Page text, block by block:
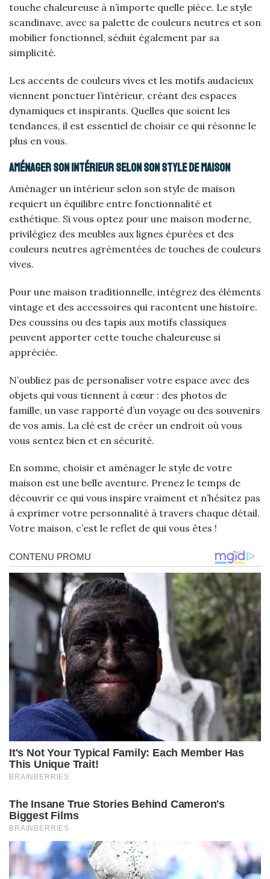
touche chaleureuse à n’importe quelle pièce. Le style
scandinave, avec sa palette de couleurs neutres et son
mobilier fonctionnel, séduit également par sa
simplicité.
Les accents de couleurs vives et les motifs audacieux
viennent ponctuer l’intérieur, créant des espaces
dynamiques et inspirants. Quelles que soient les
tendances, il est essentiel de choisir ce qui résonne le
plus en vous.
Aménager son intérieur selon son style de maison
Aménager un intérieur selon son style de maison
requiert un équilibre entre fonctionnalité et
esthétique. Si vous optez pour une maison moderne,
privilégiez des meubles aux lignes épurées et des
couleurs neutres agrémentées de touches de couleurs
vives.
Pour une maison traditionnelle, intégrez des éléments
vintage et des accessoires qui racontent une histoire.
Des coussins ou des tapis aux motifs classiques
peuvent apporter cette touche chaleureuse si
appréciée.
N’oubliez pas de personaliser votre espace avec des
objets qui vous tiennent à cœur : des photos de
famille, un vase rapporté d’un voyage ou des souvenirs
de vos amis. La clé est de créer un endroit où vous
vous sentez bien et en sécurité.
En somme, choisir et aménager le style de votre
maison est une belle aventure. Prenez le temps de
découvrir ce qui vous inspire vraiment et n’hésitez pas
à exprimer votre personnalité à travers chaque détail.
Votre maison, c’est le reflet de qui vous êtes !